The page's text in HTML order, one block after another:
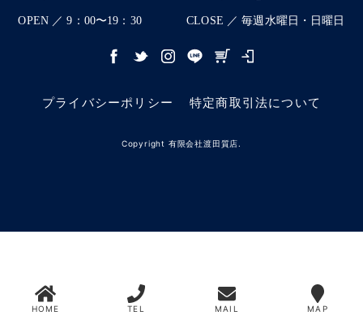
OPEN ／ 9：00〜19：30 CLOSE ／ 毎週水曜日・日曜日
プライバシーポリシー 特定商取引法について
Copyright 有限会社渡田質店.
HOME TEL MAIL MAP